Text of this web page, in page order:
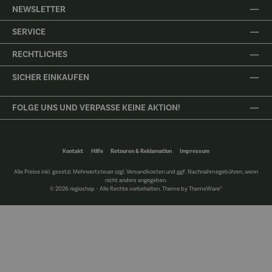
NEWSLETTER
SERVICE
RECHTLICHES
SICHER EINKAUFEN
FOLGE UNS UND VERPASSE KEINE AKTION!
Kontakt Hilfe Retouren & Reklamation Impressum
Alle Preise inkl. gesetzl. Mehrwertsteuer zzgl.Versandkostenund ggf. Nachnahmegebühren, wenn
nicht anders angegeben.
© 2026 regioshop - Alle Rechte vorbehalten. Theme byThemeWare®